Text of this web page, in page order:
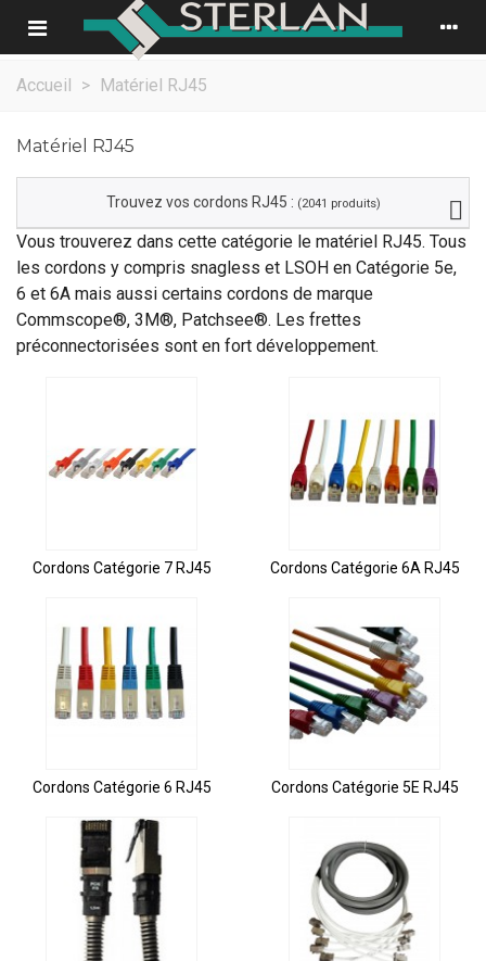
Accueil > Matériel RJ45
Matériel RJ45
Trouvez vos cordons RJ45 : (2041 produits)
Vous trouverez dans cette catégorie le matériel RJ45. Tous
les cordons y compris snagless et LSOH en Catégorie 5e,
6 et 6A mais aussi certains cordons de marque
Commscope®, 3M®, Patchsee®. Les frettes
préconnectorisées sont en fort développement.
Cordons Catégorie 7 RJ45 Cordons Catégorie 6A RJ45
Cordons Catégorie 6 RJ45 Cordons Catégorie 5E RJ45